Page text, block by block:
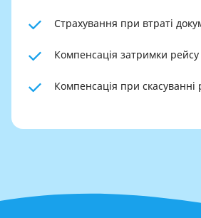
Страхування при втраті
Компенсація затримки рейсу
Компенсація при скасуванні